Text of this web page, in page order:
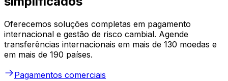
Oferecemos soluções completas em pagamento
internacional e gestão de risco cambial. Agende
transferências internacionais em mais de 130 moedas e
em mais de 190 países.
Pagamentos comerciais